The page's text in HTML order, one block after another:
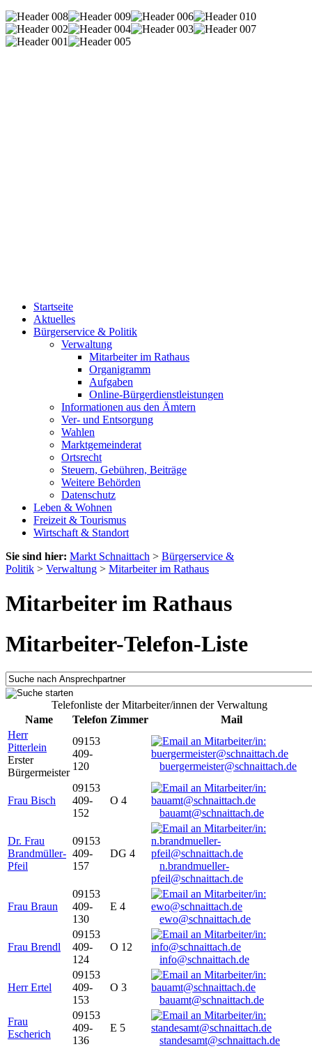
Startseite
Aktuelles
Bürgerservice & Politik
Verwaltung
Mitarbeiter im Rathaus
Organigramm
Aufgaben
Online-Bürgerdienstleistungen
Informationen aus den Ämtern
Ver- und Entsorgung
Wahlen
Marktgemeinderat
Ortsrecht
Steuern, Gebühren, Beiträge
Weitere Behörden
Datenschutz
Leben & Wohnen
Freizeit & Tourismus
Wirtschaft & Standort
Sie sind hier: Markt Schnaittach > Bürgerservice &
Politik > Verwaltung > Mitarbeiter im Rathaus
Mitarbeiter im Rathaus
Mitarbeiter-Telefon-Liste
Telefonliste der Mitarbeiter/innen der Verwaltung
Name
Telefon Zimmer
Mail
Herr
Pitterlein
Erster
Bürgermeister
09153
409-
120
buergermeister@schnaittach.de
Frau Bisch
09153
409-
152
O 4
bauamt@schnaittach.de
Dr. Frau
Brandmüller-
Pfeil
09153
409-
157
DG 4
n.brandmueller-
pfeil@schnaittach.de
Frau Braun
09153
409-
130
E 4
ewo@schnaittach.de
Frau Brendl
09153
409-
124
O 12
info@schnaittach.de
Herr Ertel
09153
409-
153
O 3
bauamt@schnaittach.de
Frau
Escherich
09153
409-
136
E 5
standesamt@schnaittach.de